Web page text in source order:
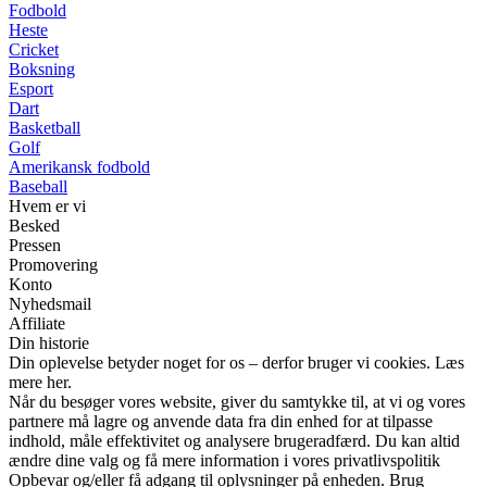
Fodbold
Heste
Cricket
Boksning
Esport
Dart
Basketball
Golf
Amerikansk fodbold
Baseball
Hvem er vi
Besked
Pressen
Promovering
Konto
Nyhedsmail
Affiliate
Din historie
Din oplevelse betyder noget for os – derfor bruger vi cookies. Læs
mere her.
Når du besøger vores website, giver du samtykke til, at vi og vores
partnere må lagre og anvende data fra din enhed for at tilpasse
indhold, måle effektivitet og analysere brugeradfærd. Du kan altid
ændre dine valg og få mere information i vores privatlivspolitik
Opbevar og/eller få adgang til oplysninger på enheden. Brug